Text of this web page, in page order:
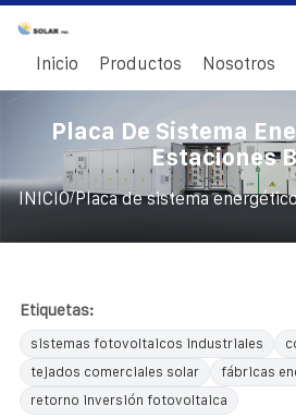
Inicio Productos Nosotros
Placa De Sistema
Estaciones
INICIO/Placa de sistema
Etiquetas:
sistemas fotovoltaicos industriales
tejados comerciales solar
fábricas
retorno inversión fotovoltaica